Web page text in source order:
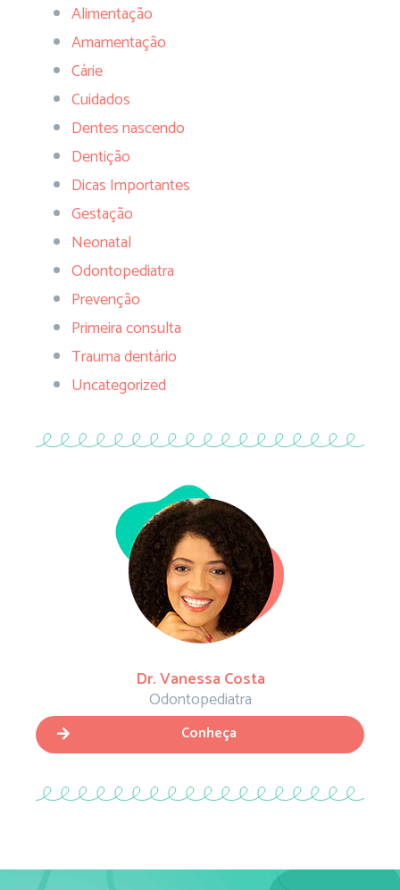
Alimentação
Amamentação
Cárie
Cuidados
Dentes nascendo
Dentição
Dicas Importantes
Gestação
Neonatal
Odontopediatra
Prevenção
Primeira consulta
Trauma dentário
Uncategorized
Dr. Vanessa Costa
Odontopediatra
Conheça